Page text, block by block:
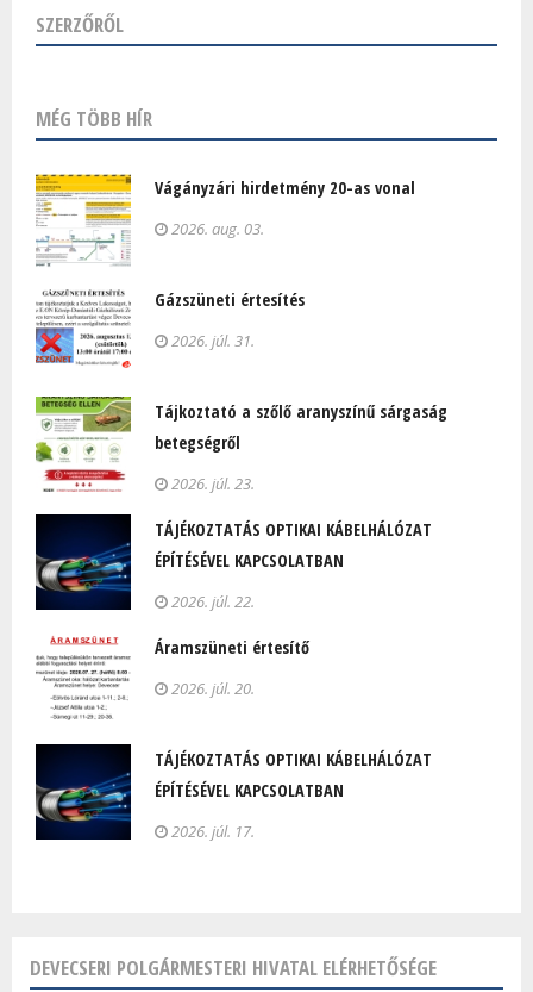
SZERZŐRŐL
MÉG TÖBB HÍR
Vágányzári hirdetmény 20-as vonal
2026. aug. 03.
Gázszüneti értesítés
2026. júl. 31.
Tájkoztató a szőlő aranyszínű sárgaság
betegségről
2026. júl. 23.
TÁJÉKOZTATÁS OPTIKAI KÁBELHÁLÓZAT
ÉPÍTÉSÉVEL KAPCSOLATBAN
2026. júl. 22.
Áramszüneti értesítő
2026. júl. 20.
TÁJÉKOZTATÁS OPTIKAI KÁBELHÁLÓZAT
ÉPÍTÉSÉVEL KAPCSOLATBAN
2026. júl. 17.
DEVECSERI POLGÁRMESTERI HIVATAL ELÉRHETŐSÉGE